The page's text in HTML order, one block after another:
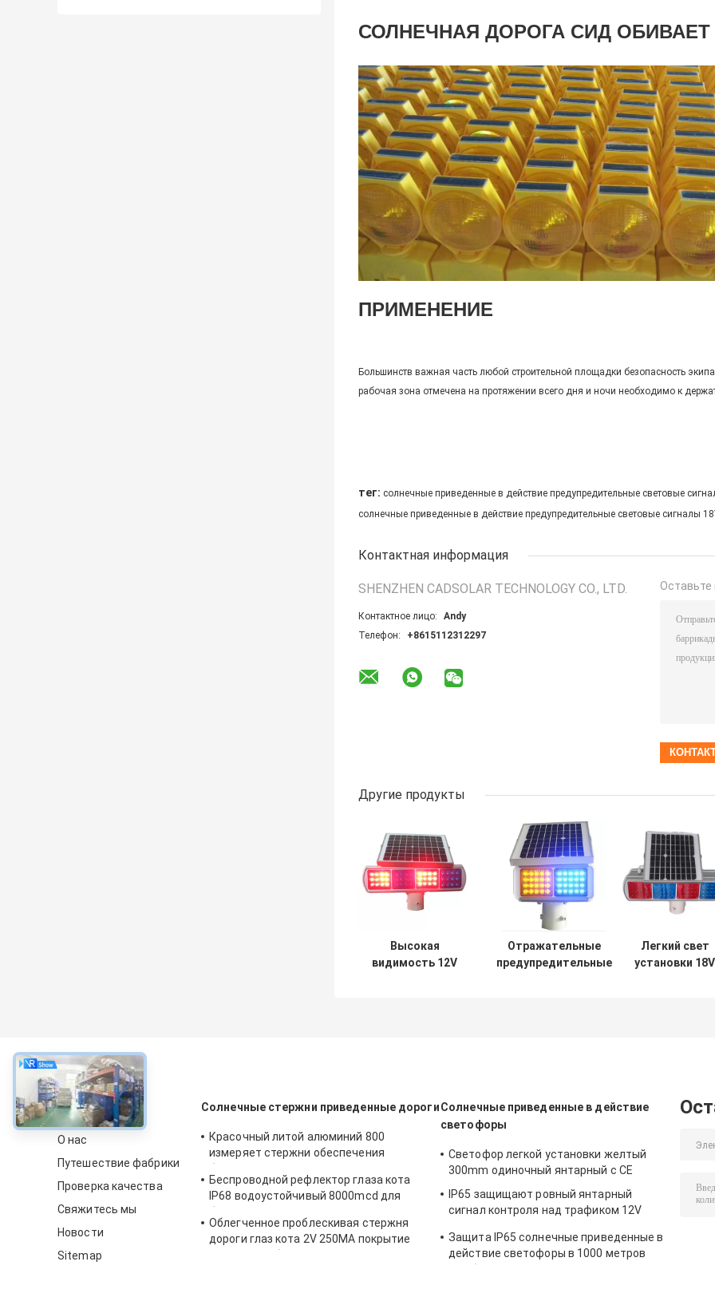
СОЛНЕЧНАЯ ДОРОГА СИД ОБИВАЕТ
ПРИМЕНЕНИЕ
Большинств важная часть любой строительной площадки безопасность
рабочая зона отмечена на протяжении всего дня и ночи необходимо к
тег: солнечные приведенные в действие предупредительные световые
солнечные приведенные в действие предупредительные световые сигналы
Контактная информация
SHENZHEN CADSOLAR TECHNOLOGY CO., LTD.
Контактное лицо:
Andy
Телефон:
+8615112312297
Оставьте
Другие продукты
Высокая
видимость 12V
Отражательные
предупредительные
Легкий свет
установки 18V
около
О нас
Путешествие фабрики
Проверка качества
Свяжитесь мы
Новости
Sitemap
Солнечные стержни приведенные дороги
Красочный литой алюминий 800
измеряет стержни обеспечения
безопасности на дорогах 5mm,
стержни дорожной разметки
Беспроводной рефлектор глаза кота
IP68 водоустойчивый 8000mcd для
безопасности
Облегченное проблескивая стержня
дороги глаз кота 2V 250MA покрытие
солнечного белое
Солнечные приведенные в действие
светофоры
Светофор легкой установки желтый
300mm одиночный янтарный с CE
IP65 защищают ровный янтарный
сигнал контроля над трафиком 12V
Защита IP65 солнечные приведенные в
действие светофоры в 1000 метров
для безопасности